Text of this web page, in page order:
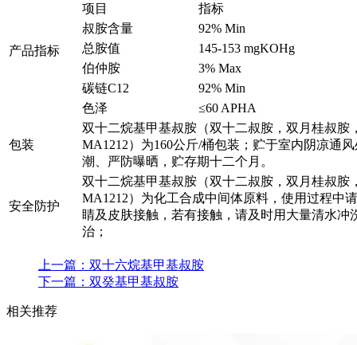
产品指标
项目
指标
叔胺含量
92% Min
总胺值
145-153 mgKOHg
伯仲胺
3% Max
碳链C12
92% Min
色泽
≤60 APHA
包装
双十二烷基甲基叔胺（双十二叔胺，双月桂叔胺
MA1212）为160公斤/桶包装；贮于室内阴凉通
潮、严防曝晒，贮存期十二个月。
安全防护
双十二烷基甲基叔胺（双十二叔胺，双月桂叔胺
MA1212）为化工合成中间体原料，使用过程中
睛及皮肤接触，若有接触，请及时用大量清水冲
治；
上一篇： 双十六烷基甲基叔胺
下一篇： 双癸基甲基叔胺
相关推荐